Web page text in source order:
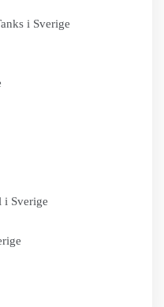
i Sverige
i Sverige